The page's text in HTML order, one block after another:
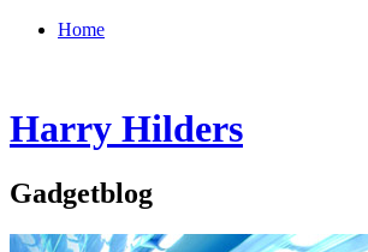
Home
Harry Hilders
Gadgetblog